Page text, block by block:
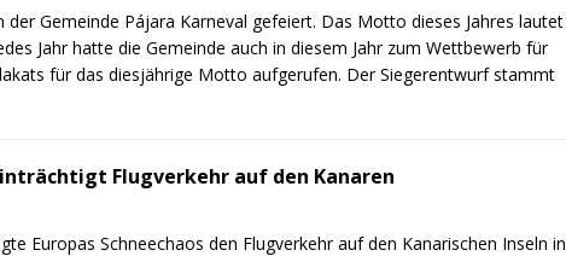
der Gemeinde Pájara Karneval gefeiert. Das Motto dieses Jahres lautet
Jahr hatte die Gemeinde auch in diesem Jahr zum Wettbewerb für
für das diesjährige Motto aufgerufen. Der Siegerentwurf stammt
Flugverkehr auf den Kanaren
Europas Schneechaos den Flugverkehr auf den Kanarischen Inseln in